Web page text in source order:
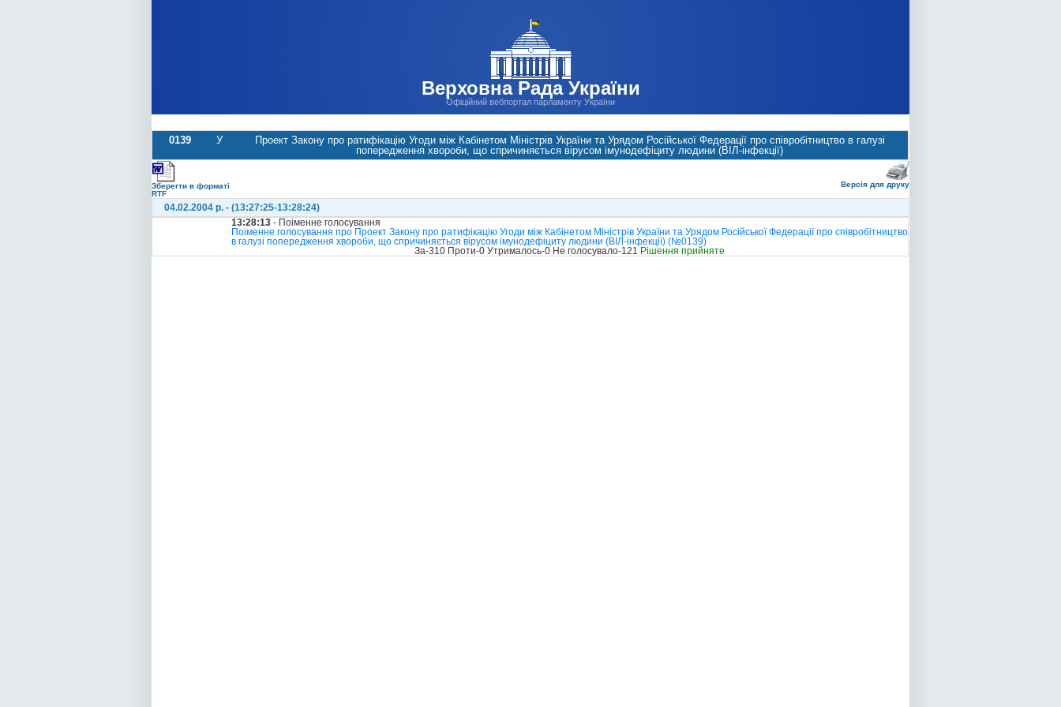
Верховна Рада України
Офіційний вебпортал парламенту України
0139 У
Проект Закону про ратифікацію Угоди між Кабінетом Міністрів України та Урядом Російської Федерації про співробітництво в галузі
попередження хвороби, що спричиняється вірусом імунодефіциту людини (ВІЛ-інфекції)
Зберегти в форматі
RTF
Версія для друку
04.02.2004 р. - (13:27:25-13:28:24)
13:28:13 - Поіменне голосування
Поіменне голосування про Проект Закону про ратифікацію Угоди між Кабінетом Міністрів України та Урядом Російської Федерації про співробітництво
в галузі попередження хвороби, що спричиняється вірусом імунодефіциту людини (ВІЛ-інфекції) (№0139)
За-310 Проти-0 Утрималось-0 Не голосувало-121 Рішення прийняте